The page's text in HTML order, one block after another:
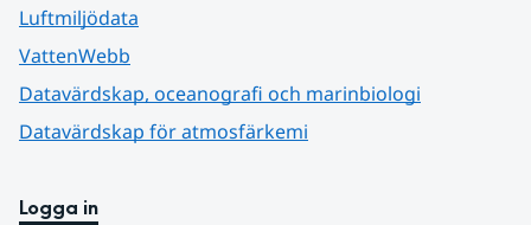
Luftmiljödata
VattenWebb
Datavärdskap, oceanografi och marinbiologi
Datavärdskap för atmosfärkemi
Logga in